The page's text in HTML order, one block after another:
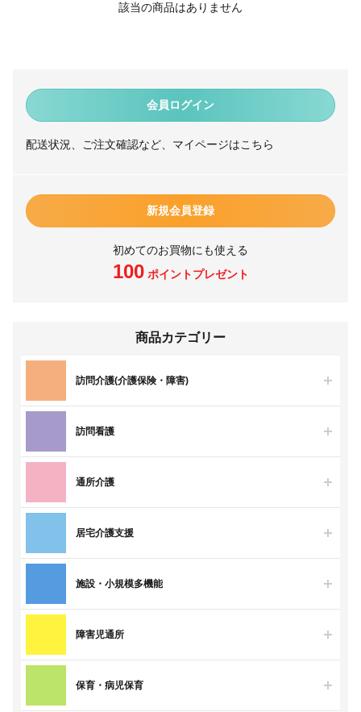
会員ログイン
配送状況、ご注文確認など、マイページはこちら
新規会員登録
初めてのお買物にも使える
100ポイントプレゼント
商品カテゴリー
訪問介護(介護保険・障害)
訪問看護
通所介護
居宅介護支援
施設・小規模多機能
障害児通所
保育・病児保育
該当の商品はありません